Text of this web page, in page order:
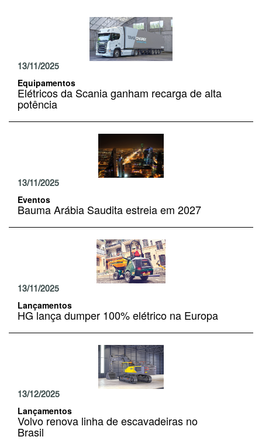
13/11/2025
Equipamentos
Elétricos da Scania ganham recarga de alta
potência
13/11/2025
Eventos
Bauma Arábia Saudita estreia em 2027
13/11/2025
Lançamentos
HG lança dumper 100% elétrico na Europa
13/12/2025
Lançamentos
Volvo renova linha de escavadeiras no
Brasil